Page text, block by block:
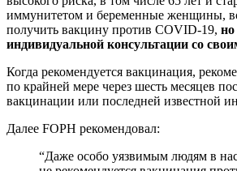
иммунитетом и беременные женщины,
получить вакцину против COVID-19, но
индивидуальной консультации со
Когда рекомендуется вакцинация,
по крайней мере через шесть месяцев
вакцинации или последней известной
Далее FOPH рекомендовал:
“Даже особо уязвимым людям в